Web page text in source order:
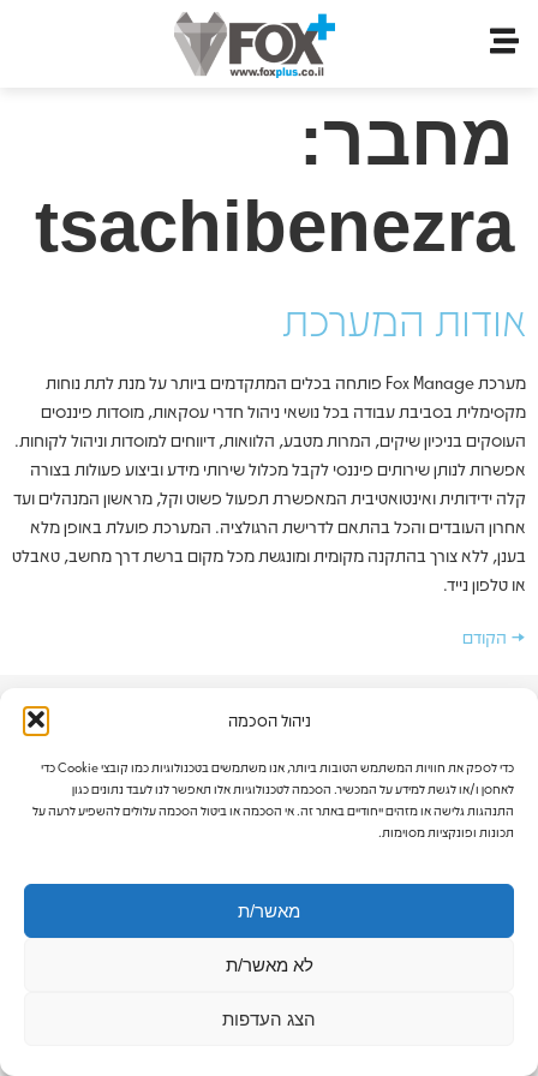
ניהול הסכמה
כדי לספק את חוויות המשתמש הטובות ביותר, אנו משתמשים בטכנולוגיות כמו קובצי Cookie כדי
לאחסן ו/או לגשת למידע על המכשיר. הסכמה לטכנולוגיות אלו תאפשר לנו לעבד נתונים כגון
התנהגות גלישה או מזהים ייחודיים באתר זה. אי הסכמה או ביטול הסכמה עלולים להשפיע לרעה על
תכונות ופונקציות מסוימות.
מאשר/ת
לא מאשר/ת
הצג העדפות
מחבר:
tsachibenezra
אודות המערכת
מערכת Fox Manage פותחה בכלים המתקדמים ביותר על מנת לתת נוחות
מקסימלית בסביבת עבודה בכל נושאי ניהול חדרי עסקאות, מוסדות פיננסים
העוסקים בניכיון שיקים, המרות מטבע, הלוואות, דיווחים למוסדות וניהול לקוחות.
אפשרות לנותן שירותים פיננסי לקבל מכלול שירותי מידע וביצוע פעולות בצורה
קלה ידידותית ואינטואטיבית המאפשרת תפעול פשוט וקל, מראשון המנהלים ועד
אחרון העובדים והכל בהתאם לדרישת הרגולציה. המערכת פועלת באופן מלא
בענן, ללא צורך בהתקנה מקומית ומונגשת מכל מקום ברשת דרך מחשב, טאבלט
או טלפון נייד.
→ הקודם